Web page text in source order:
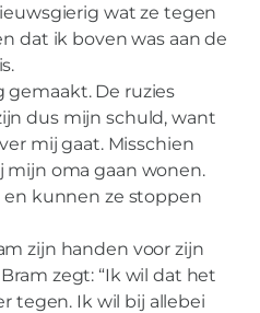
wat ze tegen
dat ik boven was aan de
De ruzies
dus mijn schuld, want
mij gaat. Misschien
mijn oma gaan wonen.
en kunnen ze stoppen
zijn handen voor zijn
zegt: “Ik wil dat het
tegen. Ik wil bij allebei